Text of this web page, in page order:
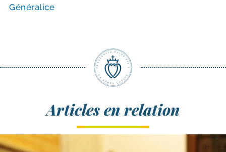
Généralice
Articles en relation